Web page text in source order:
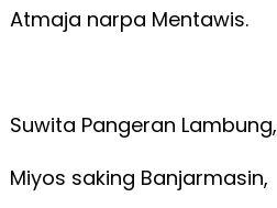
Atmaja narpa Mentawis.
Suwita Pangeran Lambung,
Miyos saking Banjarmasin,